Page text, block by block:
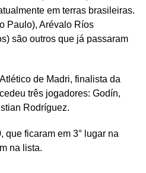
em terras brasileiras.
Paulo), Arévalo Ríos
são outros que já passaram
de Madri, finalista da
três jogadores: Godín,
Rodríguez.
que ficaram em 3° lugar na
na lista.